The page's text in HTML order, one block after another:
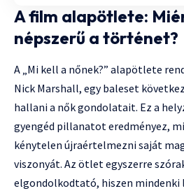
A film alapötlete:
népszerű a történet?
A „Mi kell a nőnek?” alapötlete
Nick Marshall, egy baleset
hallani a nők gondolatait. Ez a
gyengéd pillanatot eredményez,
kénytelen újraértelmezni saját
viszonyát. Az ötlet egyszerre
elgondolkodtató, hiszen mindenki